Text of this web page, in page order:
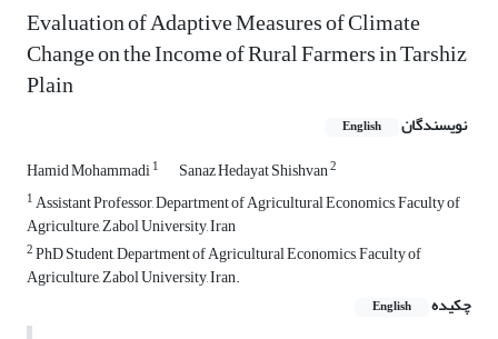
Evaluation of Adaptive Measures of Climate
Change on the Income of Rural Farmers in Tarshiz
Plain
نویسندگان English
Hamid Mohammadi1 Sanaz Hedayat Shishvan2
1Assistant Professor, Department of Agricultural Economics, Faculty of
Agriculture, Zabol University, Iran
2PhD Student, Department of Agricultural Economics, Faculty of
Agriculture, Zabol University, Iran.
چکیده
English